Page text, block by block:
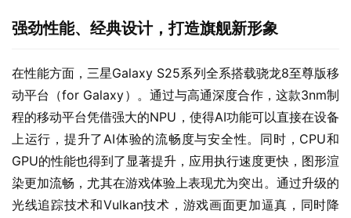
强劲性能、经典设计，打造旗舰新形象
在性能方面，三星Galaxy S25系列全系搭载骁龙8至尊版移
动平台（for Galaxy）。通过与高通深度合作，这款3nm制
程的移动平台凭借强大的NPU，使得AI功能可以直接在设备
上运行，提升了AI体验的流畅度与安全性。同时，CPU和
GPU的性能也得到了显著提升，应用执行速度更快，图形渲
染更加流畅，尤其在游戏体验上表现尤为突出。通过升级的
光线追踪技术和Vulkan技术，游戏画面更加逼真，同时降